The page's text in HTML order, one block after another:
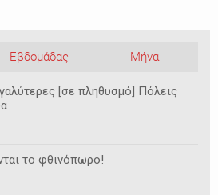
Εβδομάδας Μήνα
[σε πληθυσμό] Πόλεις
το φθινόπωρο!